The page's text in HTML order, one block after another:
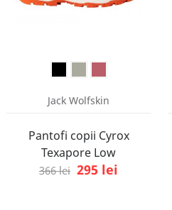
Jack Wolfskin
Pantofi copii Cyrox
Texapore Low
366 lei 295 lei